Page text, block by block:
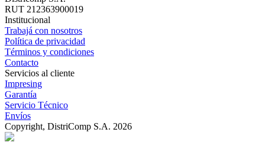
RUT 212363900019
Institucional
Trabajá con nosotros
Política de privacidad
Términos y condiciones
Contacto
Servicios al cliente
Impresing
Garantía
Servicio Técnico
Envíos
Copyright, DistriComp S.A. 2026